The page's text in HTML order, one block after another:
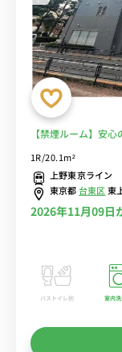
【禁煙ルーム】安
部屋/上野駅まで徒
1R/20.1m²
上野東京ライ
東京都台東区東
2026年11月09日
バストイレ別 室内